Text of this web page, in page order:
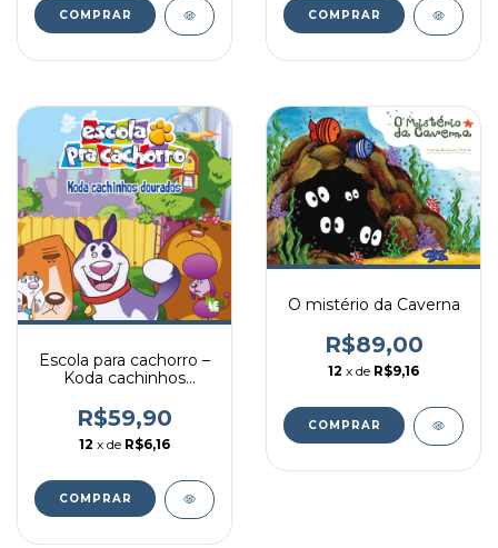
Escola para cachorro –
Koda cachinhos
R$59,90
12 x de R$6,16
O mistério da Caverna
R$89,00
12 x de R$9,16